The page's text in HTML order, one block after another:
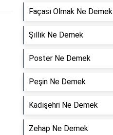
Façası Olmak Ne Demek
Şıllık Ne Demek
Poster Ne Demek
Peşin Ne Demek
Kadışehri Ne Demek
Zehap Ne Demek